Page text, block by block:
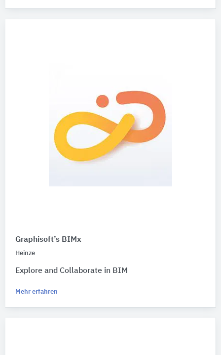
Graphisoft’s BIMx
Heinze
Explore and Collaborate in BIM
Mehr erfahren